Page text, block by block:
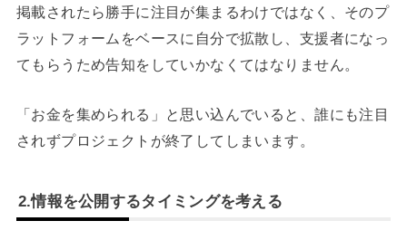
掲載されたら勝手に注目が集まるわけではなく、そのプ
ラットフォームをベースに自分で拡散し、支援者になっ
てもらうため告知をしていかなくてはなりません。
「お金を集められる」と思い込んでいると、誰にも注目
されずプロジェクトが終了してしまいます。
2.情報を公開するタイミングを考える